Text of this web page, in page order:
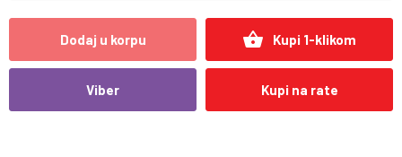
Dodaj u korpu shopping_basket Kupi 1-klikom
Viber Kupi na rate